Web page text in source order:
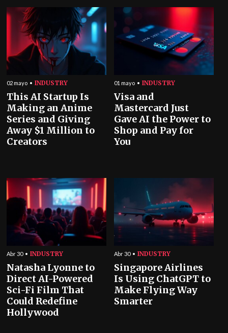
02 mayo INDUSTRY
This AI Startup Is
Making an Anime
Series and Giving
Away $1 Million to
Creators
01 mayo INDUSTRY
Visa and
Mastercard Just
Gave AI the Power to
Shop and Pay for
You
Abr 30 INDUSTRY
Natasha Lyonne to
Direct AI-Powered
Sci-Fi Film That
Could Redefine
Hollywood
Abr 30 INDUSTRY
Singapore Airlines
Is Using ChatGPT to
Make Flying Way
Smarter